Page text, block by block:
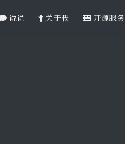
说说 关于我 开源服务